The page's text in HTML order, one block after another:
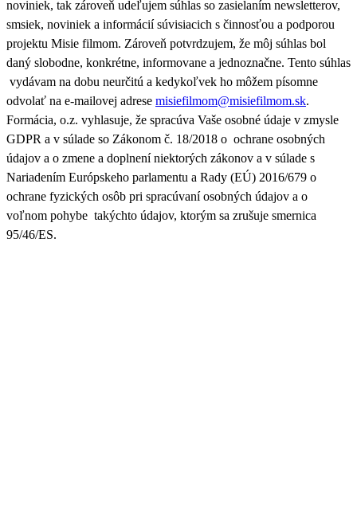
noviniek, tak zároveň udeľujem súhlas so zasielaním newsletterov,
smsiek, noviniek a informácií súvisiacich s činnosťou a podporou
projektu Misie filmom. Zároveň potvrdzujem, že môj súhlas bol
daný slobodne, konkrétne, informovane a jednoznačne. Tento súhlas
vydávam na dobu neurčitú a kedykoľvek ho môžem písomne
odvolať na e-mailovej adrese misiefilmom@misiefilmom.sk.
Formácia, o.z. vyhlasuje, že spracúva Vaše osobné údaje v zmysle
GDPR a v súlade so Zákonom č. 18/2018 o ochrane osobných
údajov a o zmene a doplnení niektorých zákonov a v súlade s
Nariadením Európskeho parlamentu a Rady (EÚ) 2016/679 o
ochrane fyzických osôb pri spracúvaní osobných údajov a o
voľnom pohybe takýchto údajov, ktorým sa zrušuje smernica
95/46/ES.